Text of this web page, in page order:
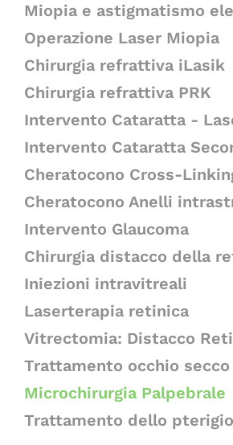
Miopia e astigmatismo
Operazione Laser Miopia
Chirurgia refrattiva iLasik
Chirurgia refrattiva PRK
Intervento Cataratta -
Intervento Cataratta
Cheratocono Cross-
Cheratocono Anelli
Intervento Glaucoma
Chirurgia distacco della
Iniezioni intravitreali
Laserterapia retinica
Vitrectomia: Distacco
Trattamento occhio secco
Microchirurgia Palpebrale
Trattamento dello pterigio